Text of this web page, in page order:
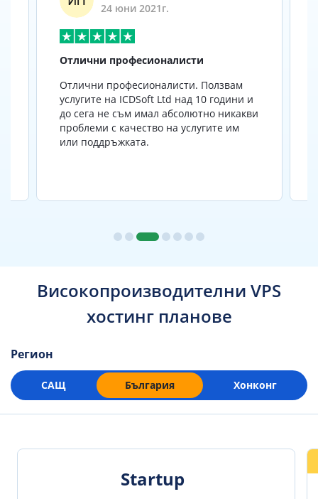
24 юни 2021г.
Отлични професионалисти
Отлични професионалисти. Ползвам
услугите на ICDSoft Ltd над 10 години и
до сега не съм имал абсолютно никакви
проблеми с качество на услугите им
или поддръжката.
Високопроизводителни VPS
хостинг планове
Регион
САЩ България Хонконг
Startup